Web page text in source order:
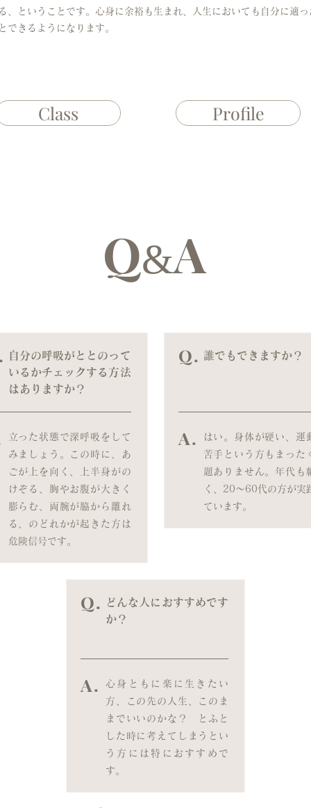
、ということです。心身に余裕も生まれ、人生においても自分に適っ
できるようになります。
Class Profile
Q&A
自分の呼吸がととのって
いるかチェックする方法
はありますか？
立った状態で深呼吸をして
みましょう。この時に、あ
ごが上を向く、上半身がの
けぞる、胸やお腹が大きく
膨らむ、両腕が脇から離れ
る、のどれかが起きた方は
危険信号です。
Q. 誰でもできますか？
A.
はい。身体が硬い、運
苦手という方もまった
題ありません。年代も
く、20〜60代の方が実
ています。
Q.
どんな人におすすめです
か？
A.
心身ともに楽に生きたい
方、この先の人生、このま
までいいのかな？ とふと
した時に考えてしまうとい
う方には特におすすめで
す。